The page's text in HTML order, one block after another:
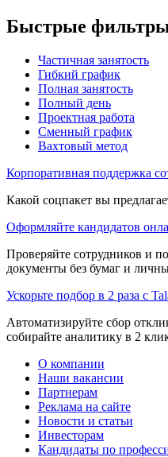
Быстрые фильтры
Частичная занятость
Гибкий график
Полная занятость
Полный день
Проектная работа
Сменный график
Вахтовый метод
Корпоративная поддержка
Какой соцпакет вы
Оформляйте кандидатов
Проверяйте сотрудников и
документы без бумаг и
Ускорьте подбор в 2 раза с
Автоматизируйте сбор
собирайте аналитику в 2
О компании
Наши вакансии
Партнерам
Реклама на сайте
Новости и статьи
Инвесторам
Кандидаты по